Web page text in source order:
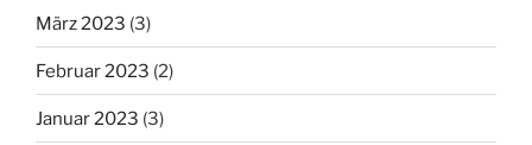
März 2023 (3)
Februar 2023 (2)
Januar 2023 (3)